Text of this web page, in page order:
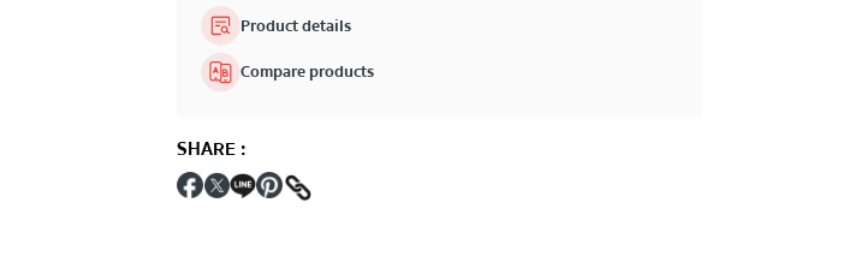
Product details
Compare products
SHARE: